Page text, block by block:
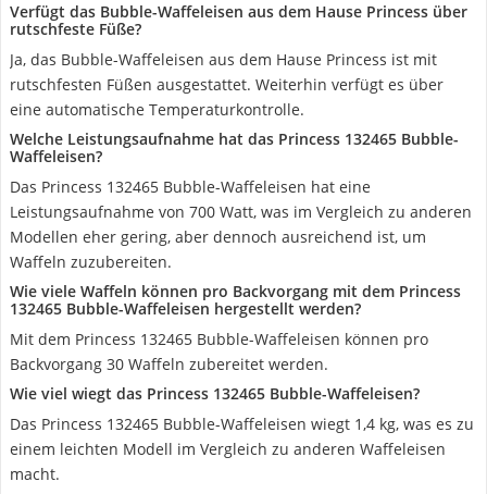
Verfügt das Bubble-Waffeleisen aus dem Hause Princess über
rutschfeste Füße?
Ja, das Bubble-Waffeleisen aus dem Hause Princess ist mit
rutschfesten Füßen ausgestattet. Weiterhin verfügt es über
eine automatische Temperaturkontrolle.
Welche Leistungsaufnahme hat das Princess 132465 Bubble-
Waffeleisen?
Das Princess 132465 Bubble-Waffeleisen hat eine
Leistungsaufnahme von 700 Watt, was im Vergleich zu anderen
Modellen eher gering, aber dennoch ausreichend ist, um
Waffeln zuzubereiten.
Wie viele Waffeln können pro Backvorgang mit dem Princess
132465 Bubble-Waffeleisen hergestellt werden?
Mit dem Princess 132465 Bubble-Waffeleisen können pro
Backvorgang 30 Waffeln zubereitet werden.
Wie viel wiegt das Princess 132465 Bubble-Waffeleisen?
Das Princess 132465 Bubble-Waffeleisen wiegt 1,4 kg, was es zu
einem leichten Modell im Vergleich zu anderen Waffeleisen
macht.